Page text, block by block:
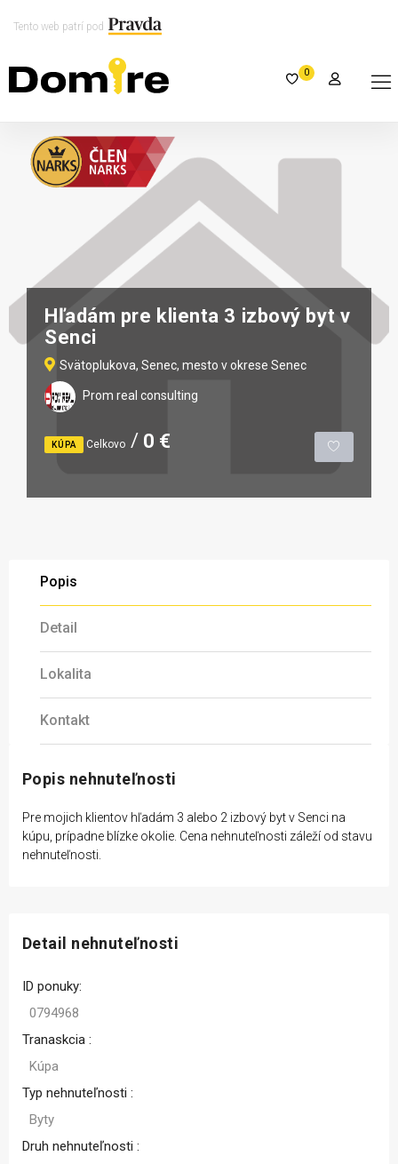
Tento web patrí pod
0
Hľadám pre klienta 3 izbový byt v
Senci
Svätoplukova, Senec, mesto v okrese Senec
Prom real consulting
KÚPA Celkovo 0 €
Popis
Detail
Lokalita
Kontakt
Popis nehnuteľnosti
Pre mojich klientov hľadám 3 alebo 2 izbový byt v Senci na
kúpu, prípadne blízke okolie. Cena nehnuteľnosti záleží od stavu
nehnuteľnosti.
Detail nehnuteľnosti
ID ponuky:
0794968
Tranaskcia :
Kúpa
Typ nehnuteľnosti :
Byty
Druh nehnuteľnosti :